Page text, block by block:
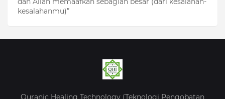
kesalahanmu)”
Quranic Healing Technology (Teknologi Pengobatan